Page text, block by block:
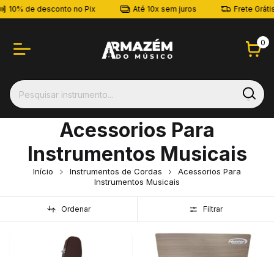
10% de desconto no Pix Até 10x sem juros Frete Grátis
0
Acessorios Para
Instrumentos Musicais
Início Instrumentos de Cordas
Acessorios Para
Instrumentos Musicais
Ordenar Filtrar